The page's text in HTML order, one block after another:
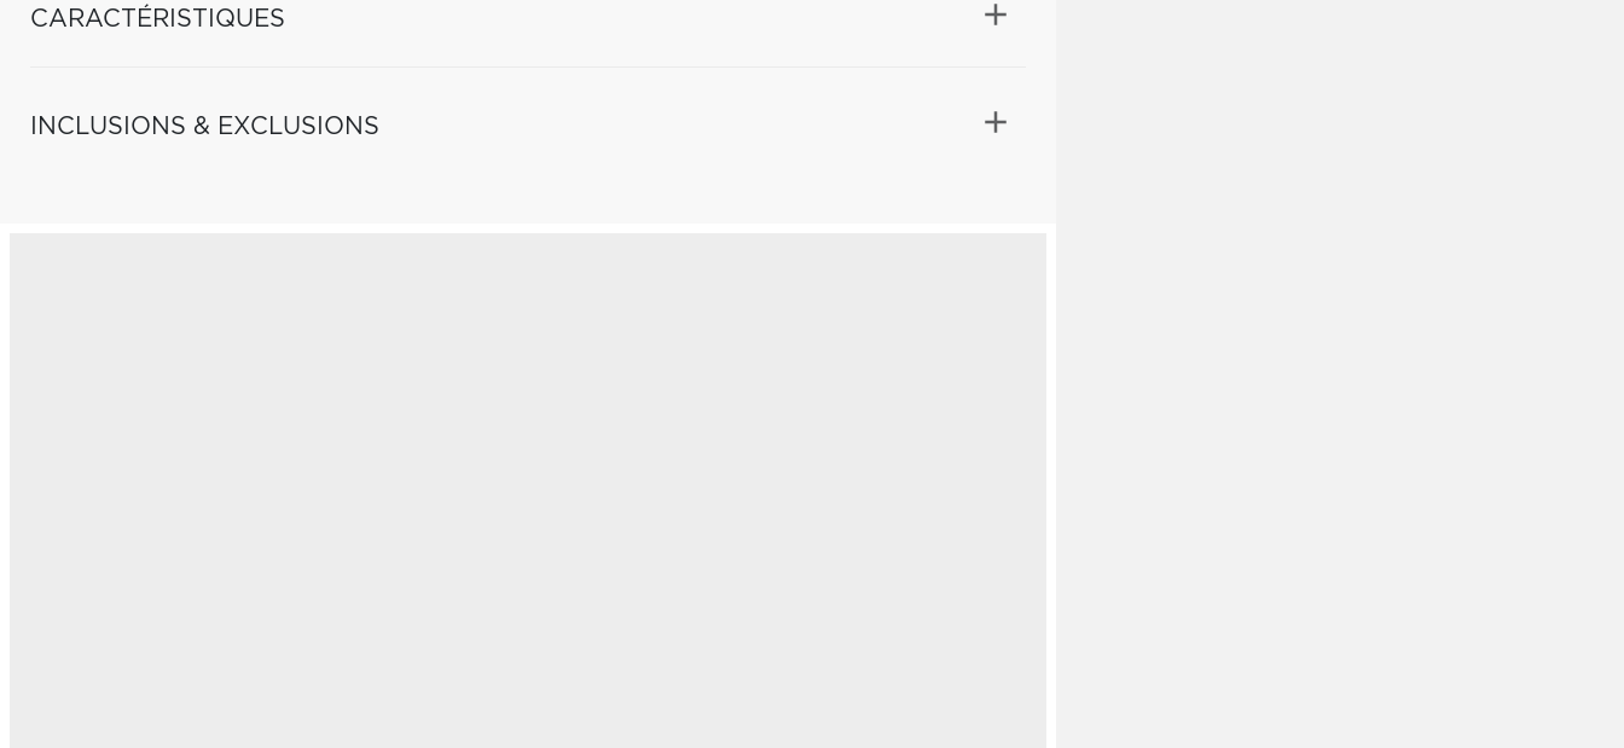
CARACTÉRISTIQUES
INCLUSIONS & EXCLUSIONS